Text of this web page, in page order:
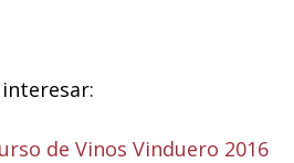
de Vinos Vinduero 2016